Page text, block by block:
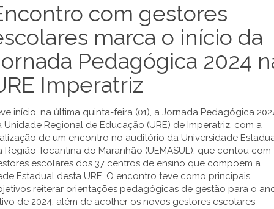
com gestores
marca o início da
Pedagógica 2024
Imperatriz
início, na última quinta-feira (01), a Jornada Pedagógica
Unidade Regional de Educação (URE) de Imperatriz, com a
de um encontro no auditório da Universidade
Região Tocantina do Maranhão (UEMASUL), que contou com
escolares dos 37 centros de ensino que compõem a
Estadual desta URE. O encontro teve como principais
reiterar orientações pedagógicas de gestão para o
de 2024, além de acolher os novos gestores escolares